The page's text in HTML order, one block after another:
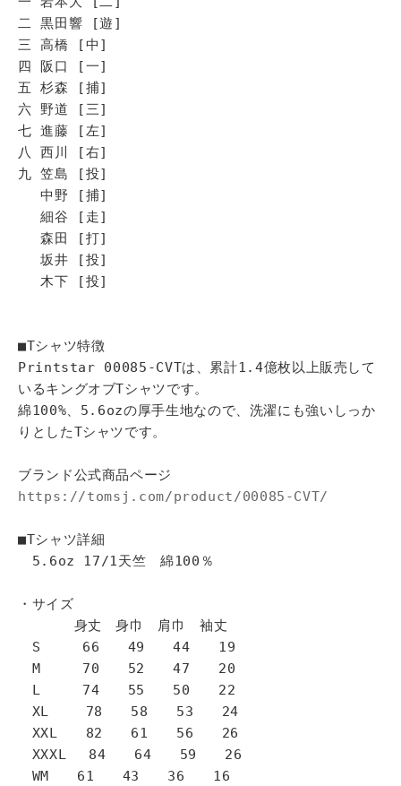
二 黒田響 [遊]
三 高橋 [中]
四 阪口 [一]
五 杉森 [捕]
六 野道 [三]
七 進藤 [左]
八 西川 [右]
九 笠島 [投]
中野 [捕]
細谷 [走]
森田 [打]
坂井 [投]
木下 [投]
■Tシャツ特徴
Printstar 00085-CVTは、累計1.4億枚以上販売して
いるキングオブTシャツです。
綿100%、5.6ozの厚手生地なので、洗濯にも強いしっか
りとしたTシャツです。
ブランド公式商品ページ
https://tomsj.com/product/00085-CVT/
■Tシャツ詳細
5.6oz 17/1天竺 綿100％
・サイズ
身丈 身巾 肩巾 袖丈
S 66 49 44 19
M 70 52 47 20
L 74 55 50 22
XL 78 58 53 24
XXL 82 61 56 26
XXXL 84 64 59 26
WM 61 43 36 16